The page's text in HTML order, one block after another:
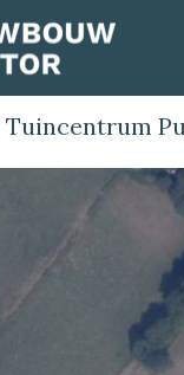
Tuincentrum